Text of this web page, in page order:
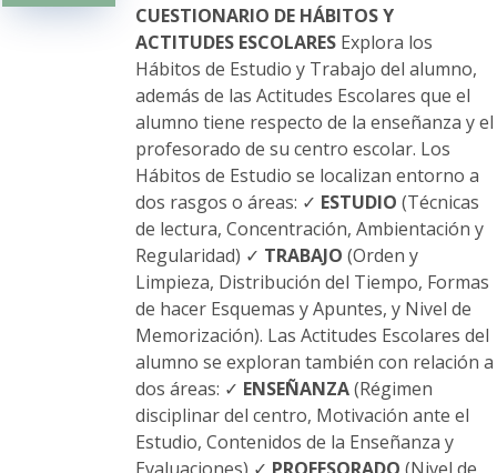
elegir
en
la
página
de
producto
CUESTIONARIO DE HÁBITOS Y
ACTITUDES ESCOLARESExplora los
Hábitos de Estudio y Trabajo del alumno,
además de las Actitudes Escolares que el
alumno tiene respecto de la enseñanza y el
profesorado de su centro escolar. Los
Hábitos de Estudio se localizan entorno a
dos rasgos o áreas: ✓ ESTUDIO (Técnicas
de lectura, Concentración, Ambientación y
Regularidad) ✓ TRABAJO (Orden y
Limpieza, Distribución del Tiempo, Formas
de hacer Esquemas y Apuntes, y Nivel de
Memorización). Las Actitudes Escolares del
alumno se exploran también con relación a
dos áreas: ✓ ENSEÑANZA(Régimen
disciplinar del centro, Motivación ante el
Estudio, Contenidos de la Enseñanza y